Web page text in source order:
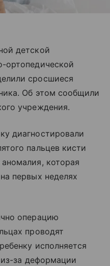
детской
ортопедической
сросшиеся
Об этом сообщили
учреждения.
диагностировали
пальцев кисти
которая
первых неделях
операцию
проводят
исполняется
из-за деформации